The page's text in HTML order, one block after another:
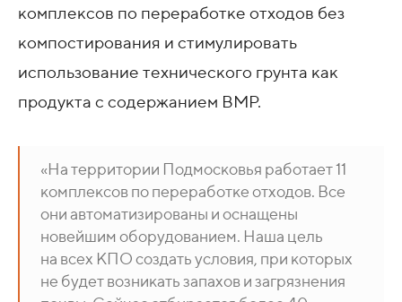
комплексов по переработке отходов без
компостирования и стимулировать
использование технического грунта как
продукта с содержанием ВМР.
«На территории Подмосковья работает 11
комплексов по переработке отходов. Все
они автоматизированы и оснащены
новейшим оборудованием. Наша цель
на всех КПО создать условия, при которых
не будет возникать запахов и загрязнения